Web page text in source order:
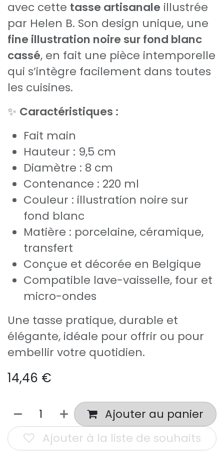
avec cette tasse artisanale illustrée
par Helen B. Son design unique, une
fine illustration noire sur fond blanc
cassé, en fait une pièce intemporelle
qui s’intègre facilement dans toutes
les cuisines.
✨ Caractéristiques :
Fait main
Hauteur : 9,5 cm
Diamètre : 8 cm
Contenance : 220 ml
Couleur : illustration noire sur
fond blanc
Matière : porcelaine, céramique,
transfert
Conçue et décorée en Belgique
Compatible lave-vaisselle, four et
micro-ondes
Une tasse pratique, durable et
élégante, idéale pour offrir ou pour
embellir votre quotidien.
14,46 €
Ajouter au panier
Ajouter à la liste de souhaits